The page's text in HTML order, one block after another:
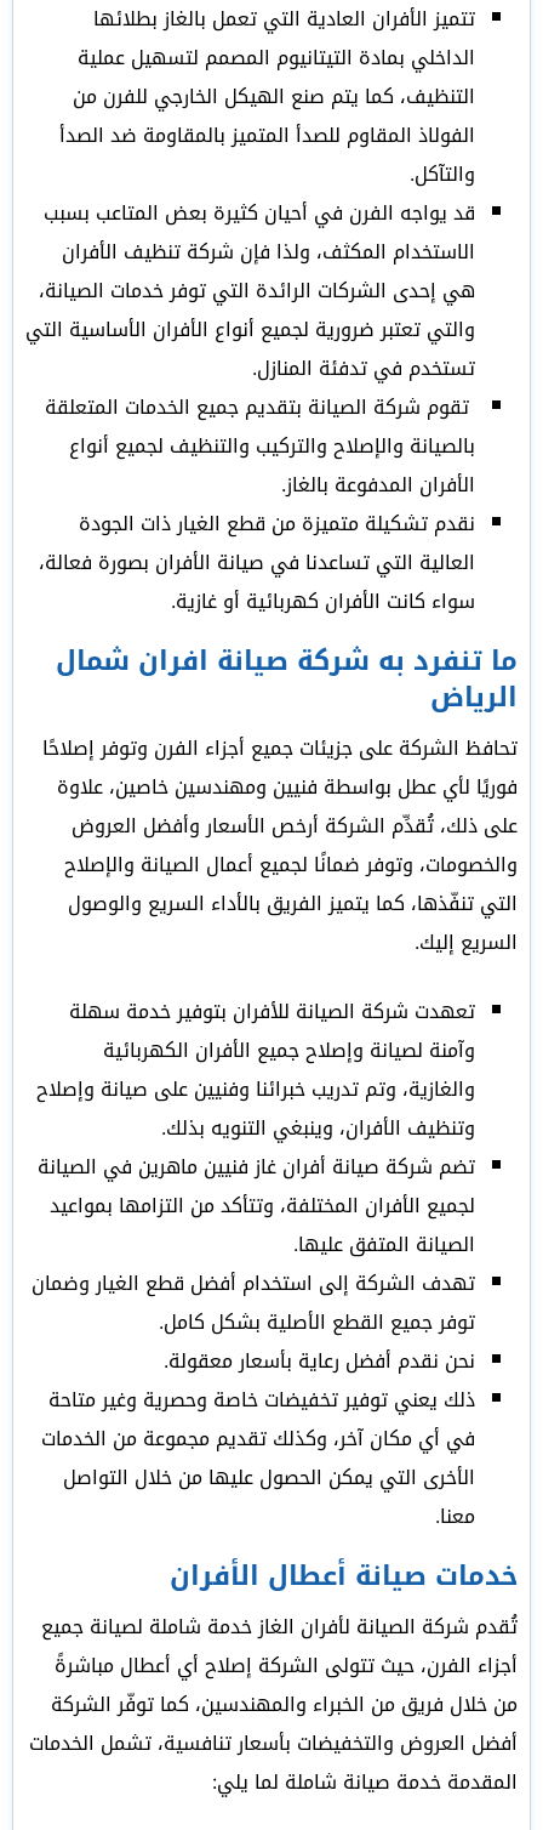
تتميز الأفران العادية التي تعمل بالغاز بطلائها
الداخلي بمادة التيتانيوم المصمم لتسهيل عملية
التنظيف، كما يتم صنع الهيكل الخارجي للفرن من
الفولاذ المقاوم للصدأ المتميز بالمقاومة ضد الصدأ
والتآكل.
قد يواجه الفرن في أحيان كثيرة بعض المتاعب بسبب
الاستخدام المكثف، ولذا فإن شركة تنظيف الأفران
هي إحدى الشركات الرائدة التي توفر خدمات الصيانة،
والتي تعتبر ضرورية لجميع أنواع الأفران الأساسية التي
تستخدم في تدفئة المنازل.
تقوم شركة الصيانة بتقديم جميع الخدمات المتعلقة
بالصيانة والإصلاح والتركيب والتنظيف لجميع أنواع
الأفران المدفوعة بالغاز.
نقدم تشكيلة متميزة من قطع الغيار ذات الجودة
العالية التي تساعدنا في صيانة الأفران بصورة فعالة،
سواء كانت الأفران كهربائية أو غازية.
ما تنفرد به شركة صيانة افران شمال
الرياض
تحافظ الشركة على جزيئات جميع أجزاء الفرن وتوفر إصلاحًا
فوريًا لأي عطل بواسطة فنيين ومهندسين خاصين، علاوة
على ذلك، تُقدِّم الشركة أرخص الأسعار وأفضل العروض
والخصومات، وتوفر ضمانًا لجميع أعمال الصيانة والإصلاح
التي تنفّذها، كما يتميز الفريق بالأداء السريع والوصول
السريع إليك.
تعهدت شركة الصيانة للأفران بتوفير خدمة سهلة
وآمنة لصيانة وإصلاح جميع الأفران الكهربائية
والغازية، وتم تدريب خبرائنا وفنيين على صيانة وإصلاح
وتنظيف الأفران، وينبغي التنويه بذلك.
تضم شركة صيانة أفران غاز فنيين ماهرين في الصيانة
لجميع الأفران المختلفة، وتتأكد من التزامها بمواعيد
الصيانة المتفق عليها.
تهدف الشركة إلى استخدام أفضل قطع الغيار وضمان
توفر جميع القطع الأصلية بشكل كامل.
نحن نقدم أفضل رعاية بأسعار معقولة.
ذلك يعني توفير تخفيضات خاصة وحصرية وغير متاحة
في أي مكان آخر، وكذلك تقديم مجموعة من الخدمات
الأخرى التي يمكن الحصول عليها من خلال التواصل
معنا.
خدمات صيانة أعطال الأفران
تُقدم شركة الصيانة لأفران الغاز خدمة شاملة لصيانة جميع
أجزاء الفرن، حيث تتولى الشركة إصلاح أي أعطال مباشرةً
من خلال فريق من الخبراء والمهندسين، كما توفّر الشركة
أفضل العروض والتخفيضات بأسعار تنافسية، تشمل الخدمات
المقدمة خدمة صيانة شاملة لما يلي: